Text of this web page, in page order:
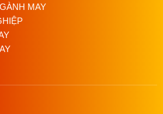
: Đặt mô tơ vào vị trí và sử dụng các
để cố định mô tơ vào máy may. Đảm
đặt một cách chắc chắn và an
: Kết nối dây điện từ mô tơ đến
may. Đảm bảo kết nối chính xác
sự cố điện.
MAY